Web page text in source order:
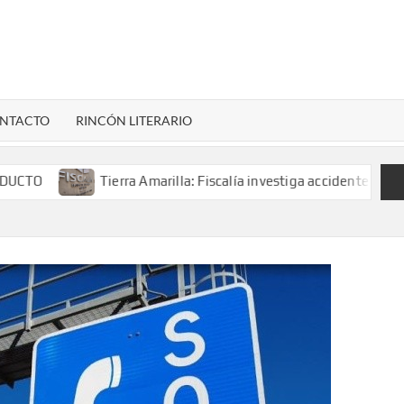
RINCÓN LITERARIO
Tierra Amarilla: Fiscalía investiga accidente con resultado